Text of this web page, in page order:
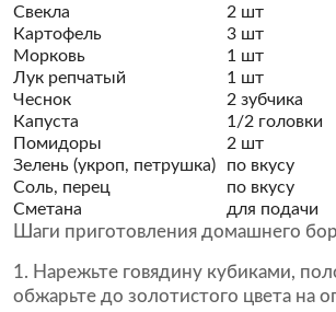
Свекла
2 шт
Картофель
3 шт
Морковь
1 шт
Лук репчатый
1 шт
Чеснок
2 зубчика
Капуста
1/2 головки
Помидоры
2 шт
Зелень (укроп, петрушка)
по вкусу
Соль, перец
по вкусу
Сметана
для подачи
Шаги приготовления домашнего
Нарежьте говядину кубиками,
обжарьте до золотистого цвета на